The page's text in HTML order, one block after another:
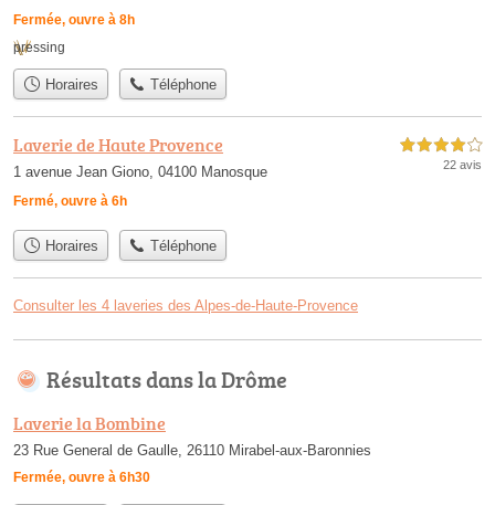
Fermée, ouvre à 8h
pressing
Horaires Téléphone
Laverie de Haute Provence
1 avenue Jean Giono, 04100 Manosque
Fermé, ouvre à 6h
4,0 étoiles sur 5
22 avis
Horaires Téléphone
Consulter les 4 laveries des Alpes-de-Haute-Provence
Résultats dans la Drôme
Laverie la Bombine
23 Rue General de Gaulle, 26110 Mirabel-aux-Baronnies
Fermée, ouvre à 6h30